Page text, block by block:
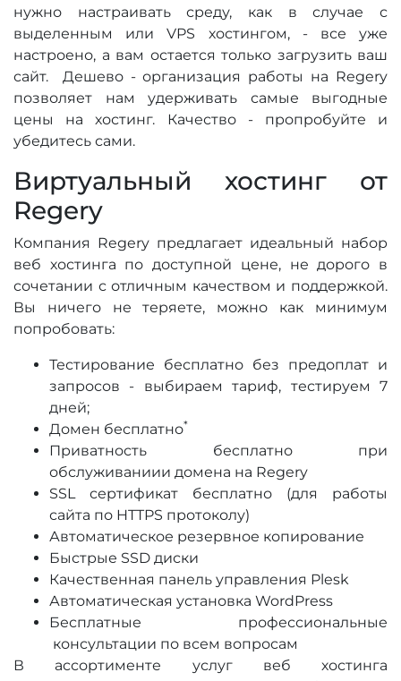
нужно настраивать среду, как в случае с
выделенным или VPS хостингом, - все уже
настроено, а вам остается только загрузить ваш
сайт. Дешево - организация работы на Regery
позволяет нам удерживать самые выгодные
цены на хостинг. Качество - пропробуйте и
убедитесь сами.
Виртуальный хостинг от
Regery
Компания Regery предлагает идеальный набор
веб хостинга по доступной цене, не дорого в
сочетании с отличным качеством и поддержкой.
Вы ничего не теряете, можно как минимум
попробовать:
Тестирование бесплатно без предоплат и
запросов - выбираем тариф, тестируем 7
дней;
Домен бесплатно*
Приватность беcплатно при
обслуживаниии домена на Regery
SSL сертификат бесплатно (для работы
сайта по HTTPS протоколу)
Автоматическое резервное копирование
Быстрые SSD диски
Качественная панель управления Plesk
Автоматическая установка WordPress
Бесплатные профессиональные
консультации по всем вопросам
В ассортименте услуг веб хостинга